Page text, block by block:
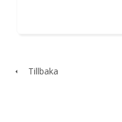
Tillbaka